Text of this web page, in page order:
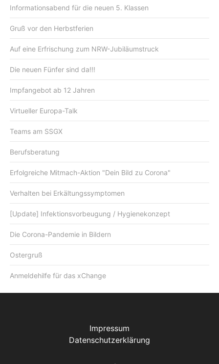
Informationsabend für die neuen 5. Klassen
Gruß vor den Herbstferien
Auf eine Erfrischung zum NRW-Jubiläumstruck
Die neuen Fünfer sind da!!!
Impfangebot ab 12 Jahren
Virtueller Europa-Talk
Teams am SSGX
Berufsberatung
Erfolgreiche Mitmach-Aktion "Dein Bild zu Corona"
Verhalten bei Erkältungssymptomen
[Update] Infektionsvorbeugung / Hygienekonzept
Die Corona-Pandemie in Bildern
Ostergruß
Anmeldehilfe für das xChange
Impressum
Datenschutzerklärung